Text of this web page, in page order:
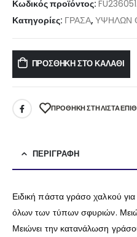
Κωδικός προϊόντος:
Κατηγορίες: ΓΡΑΣΑ, ΥΨΗΛΩΝ
ΠΡΟΣΘΉΚΗ ΣΤΟ ΚΑΛΆΘΙ
ΠΡΌΘΉΚΗ ΣΤΗ ΛΊΣΤΑ
ΠΕΡΙΓΡΑΦΉ
Ειδική πάστα γράσο χαλκού
όλων των τύπων σφυριών.
Μειώνει την κατανάλωση